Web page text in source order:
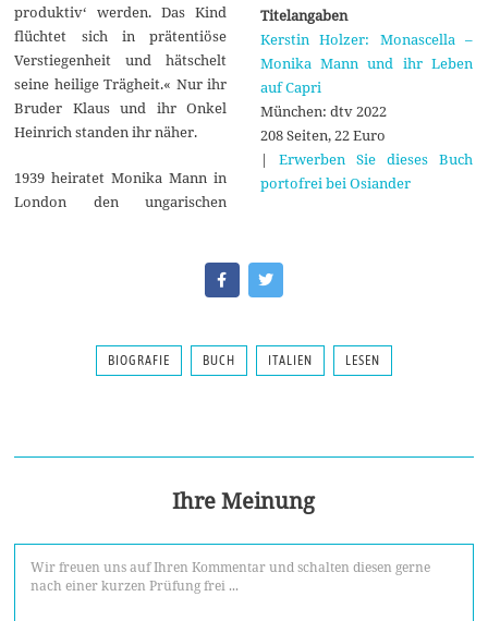
produktiv‘ werden. Das Kind
flüchtet sich in prätentiöse
Verstiegenheit und hätschelt
seine heilige Trägheit.« Nur ihr
Bruder Klaus und ihr Onkel
Heinrich standen ihr näher.
1939 heiratet Monika Mann in
London den ungarischen
Titelangaben
Kerstin Holzer: Monascella –
Monika Mann und ihr Leben
auf Capri
München: dtv 2022
208 Seiten, 22 Euro
| Erwerben Sie dieses Buch
portofrei bei Osiander
BIOGRAFIE BUCH ITALIEN LESEN
Ihre Meinung